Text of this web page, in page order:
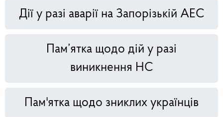
Дії у разі аварії на Запорізькій АЕС
Пам’ятка щодо дій у разі
виникнення НС
Пам'ятка щодо зниклих українців